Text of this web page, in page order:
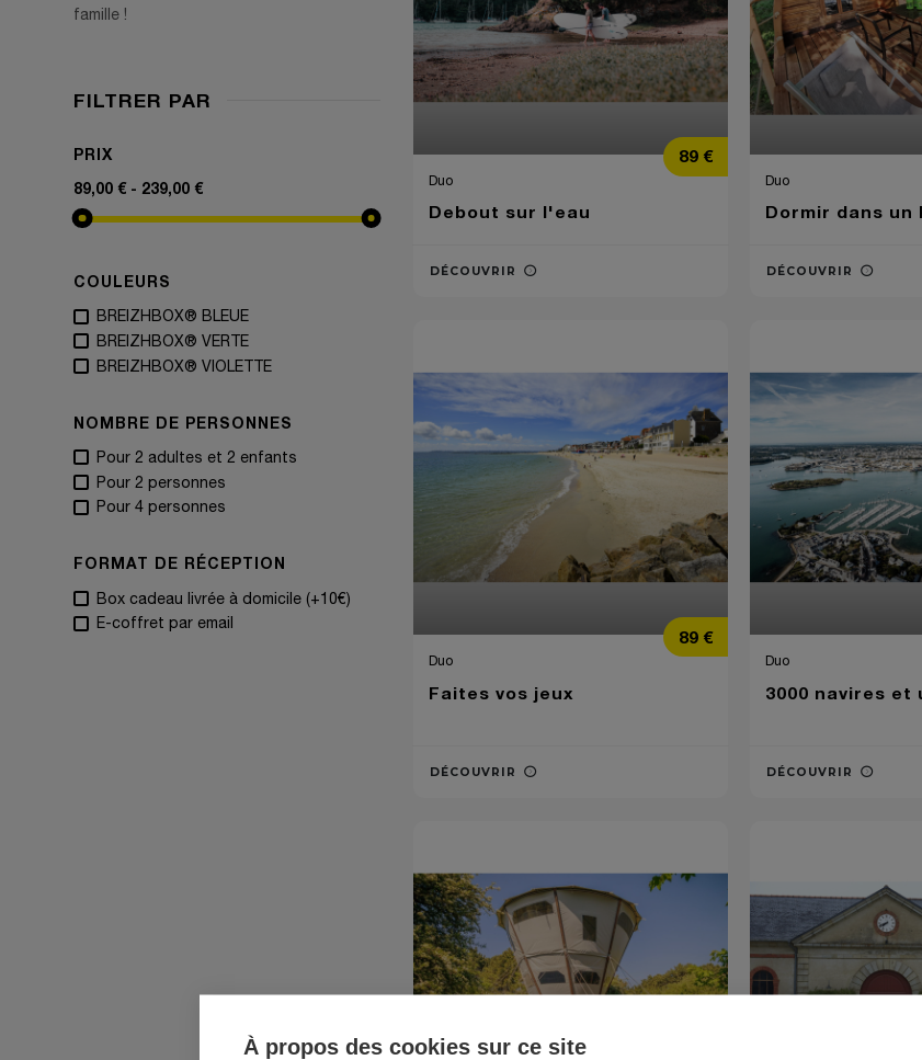
À propos des cookies sur ce site
famille !
FILTRER PAR
PRIX
89,00 € - 239,00 €
COULEURS
BREIZHBOX® BLEUE
BREIZHBOX® VERTE
BREIZHBOX® VIOLETTE
NOMBRE DE PERSONNES
Pour 2 adultes et 2 enfants
Pour 2 personnes
Pour 4 personnes
FORMAT DE RÉCEPTION
Box cadeau livrée à domicile (+10€)
E-coffret par email
Prix89 €
Duo
Debout sur l'eau
DÉCOUVRIR
Duo
Dormir dans un
DÉCOUVRIR
Prix89 €
Duo
Faites vos jeux
DÉCOUVRIR
Duo
3000 navires et
DÉCOUVRIR